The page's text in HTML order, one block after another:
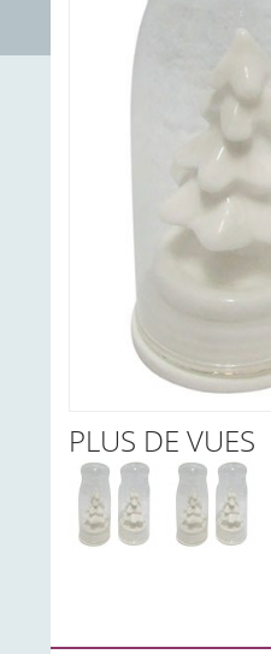
PLUS DE VUES